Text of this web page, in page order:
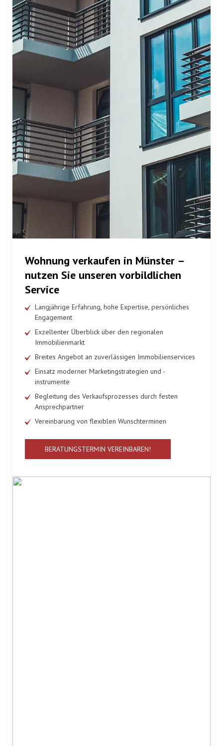
Wohnung verkaufen in Münster –
nutzen Sie unseren vorbildlichen
Service
Langjährige Erfahrung, hohe Expertise, persönliches
Engagement
Exzellenter Überblick über den regionalen
Immobilienmarkt
Breites Angebot an zuverlässigen Immobilienservices
Einsatz moderner Marketingstrategien und -
instrumente
Begleitung des Verkaufsprozesses durch festen
Ansprechpartner
Vereinbarung von flexiblen Wunschterminen
BERATUNGSTERMIN VEREINBAREN!